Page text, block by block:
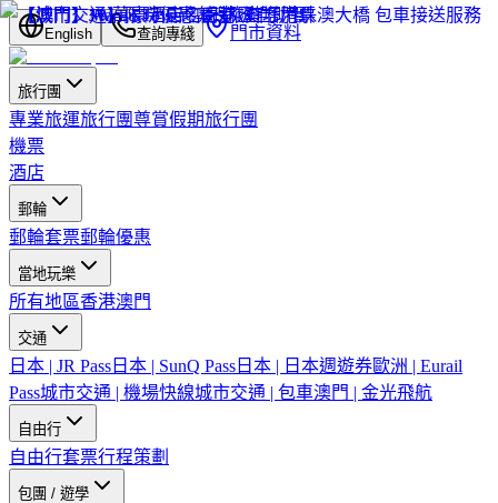
English 查詢專綫 門市資料
旅行團
專業旅運旅行團尊賞假期旅行團
機票
酒店
郵輪
郵輪套票郵輪優惠
當地玩樂
所有地區香港澳門
交通
日本 | JR Pass 日本 | SunQ Pass 日本 | 日本週遊券歐洲 | Eurail
Pass城市交通 | 機場快線城市交通 | 包車澳門 | 金光飛航
自由行
自由行套票行程策劃
包團 / 遊學